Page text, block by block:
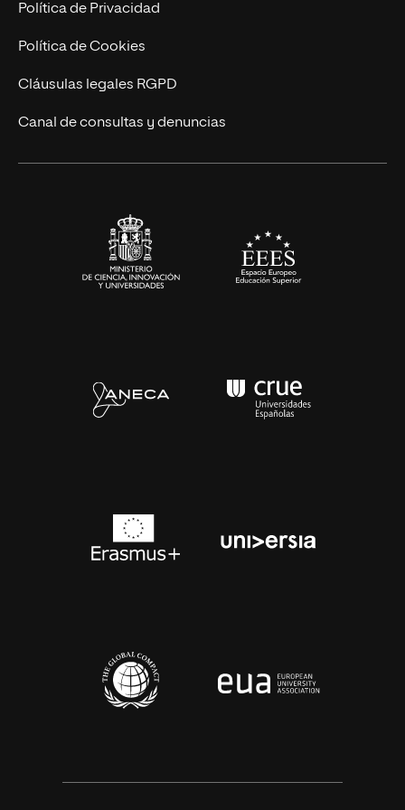
Cursos Universitarios
Trabaja en UNIR
Actualidad
UNIR Revista
Eventos
Política de Privacidad
Política de Cookies
Cláusulas legales RGPD
Canal de consultas y denuncias